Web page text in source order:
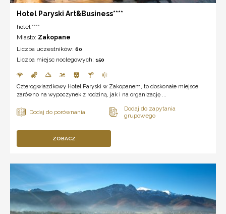
Hotel Paryski Art&Business****
hotel ****
Miasto: Zakopane
Liczba uczestników: 60
Liczba miejsc noclegowych: 150
Czterogwiazdkowy Hotel Paryski w Zakopanem, to doskonałe miejsce
zarówno na wypoczynek z rodziną, jak i na organizację ...
ZOBACZ